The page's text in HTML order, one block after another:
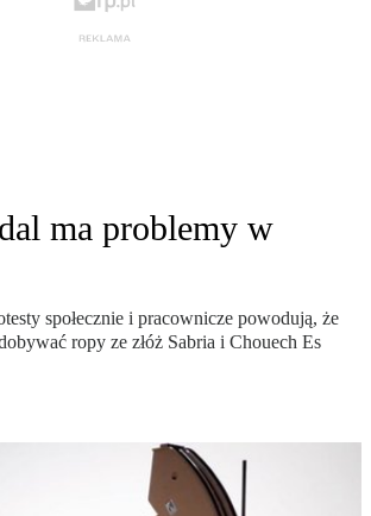
ma problemy w
społecznie i pracownicze powodują, że
ropy ze złóż Sabria i Chouech Es